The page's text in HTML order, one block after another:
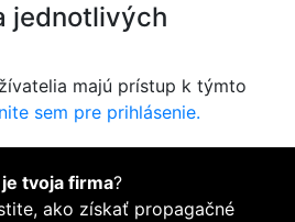
jednotlivých
majú prístup k týmto
sem pre prihlásenie.
tvoja firma?
ako získať propagačné